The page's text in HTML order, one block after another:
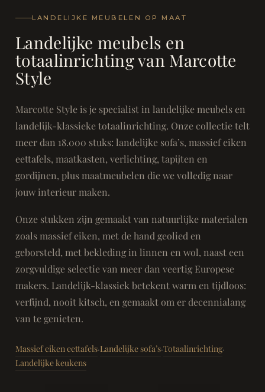
LANDELIJKE MEUBELEN OP MAAT
Landelijke meubels en
totaalinrichting van Marcotte
Style
Marcotte Style is je specialist in landelijke meubels en
landelijk-klassieke totaalinrichting. Onze collectie telt
meer dan 18.000 stuks: landelijke sofa’s, massief eiken
eettafels, maatkasten, verlichting, tapijten en
gordijnen, plus maatmeubelen die we volledig naar
jouw interieur maken.
Onze stukken zijn gemaakt van natuurlijke materialen
zoals massief eiken, met de hand geolied en
geborsteld, met bekleding in linnen en wol, naast een
zorgvuldige selectie van meer dan veertig Europese
makers. Landelijk-klassiek betekent warm en tijdloos:
verfijnd, nooit kitsch, en gemaakt om er decennialang
van te genieten.
Massief eiken eettafels·Landelijke sofa’s·Totaalinrichting·
Landelijke keukens